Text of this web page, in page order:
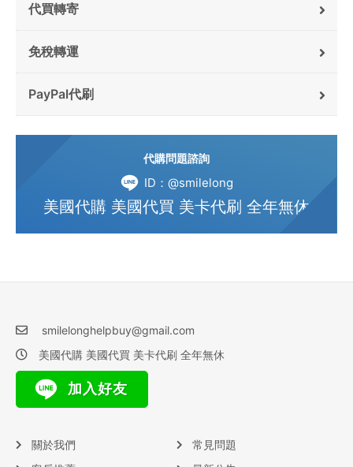
代買轉寄
免稅轉運
PayPal代刷
代購問題諮詢
ID：@smilelong
美國代購 美國代買 美卡代刷 全年無休
smilelonghelpbuy@gmail.com
美國代購 美國代買 美卡代刷 全年無休
加入好友
關於我們
常見問題